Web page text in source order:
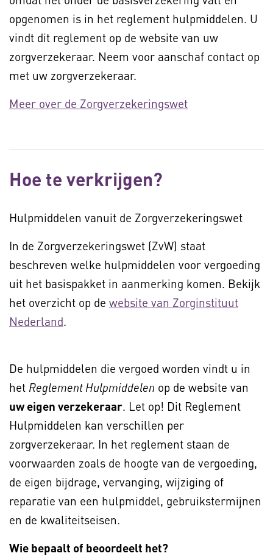
opgenomen is in het reglement hulpmiddelen. U
vindt dit reglement op de website van uw
zorgverzekeraar. Neem voor aanschaf contact op
met uw zorgverzekeraar.
Meer over de Zorgverzekeringswet
Hoe te verkrijgen?
Hulpmiddelen vanuit de Zorgverzekeringswet
In de Zorgverzekeringswet (ZvW) staat
beschreven welke hulpmiddelen voor vergoeding
uit het basispakket in aanmerking komen. Bekijk
het overzicht op de website van Zorginstituut
Nederland.
De hulpmiddelen die vergoed worden vindt u in
het Reglement Hulpmiddelen op de website van
uw eigen verzekeraar. Let op! Dit Reglement
Hulpmiddelen kan verschillen per
zorgverzekeraar. In het reglement staan de
voorwaarden zoals de hoogte van de vergoeding,
de eigen bijdrage, vervanging, wijziging of
reparatie van een hulpmiddel, gebruikstermijnen
en de kwaliteitseisen.
Wie bepaalt of beoordeelt het?